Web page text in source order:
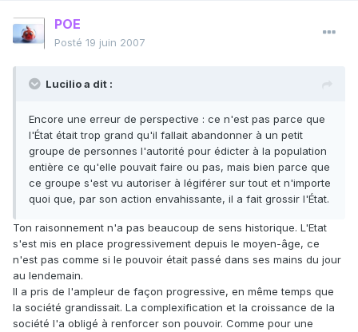
POE
Posté 19 juin 2007
Lucilio a dit :
Encore une erreur de perspective : ce n'est pas parce que
l'État était trop grand qu'il fallait abandonner à un petit
groupe de personnes l'autorité pour édicter à la population
entière ce qu'elle pouvait faire ou pas, mais bien parce que
ce groupe s'est vu autoriser à légiférer sur tout et n'importe
quoi que, par son action envahissante, il a fait grossir l'État.
Ton raisonnement n'a pas beaucoup de sens historique. L'Etat
s'est mis en place progressivement depuis le moyen-âge, ce
n'est pas comme si le pouvoir était passé dans ses mains du jour
au lendemain.
Il a pris de l'ampleur de façon progressive, en même temps que
la société grandissait. La complexification et la croissance de la
société l'a obligé à renforcer son pouvoir. Comme pour une